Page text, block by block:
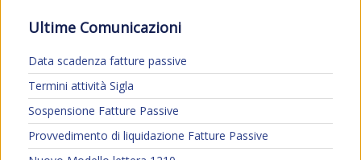
Ultime Comunicazioni
Data scadenza fatture passive
Termini attività Sigla
Sospensione Fatture Passive
Provvedimento di liquidazione Fatture Passive